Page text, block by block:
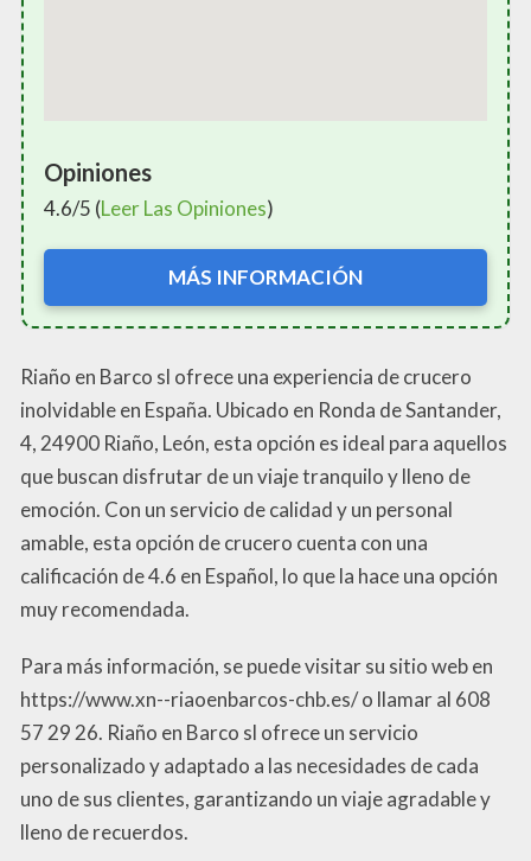
Opiniones
4.6/5 (Leer Las Opiniones)
MÁS INFORMACIÓN
Riaño en Barco sl ofrece una experiencia de crucero
inolvidable en España. Ubicado en Ronda de Santander,
4, 24900 Riaño, León, esta opción es ideal para aquellos
que buscan disfrutar de un viaje tranquilo y lleno de
emoción. Con un servicio de calidad y un personal
amable, esta opción de crucero cuenta con una
calificación de 4.6 en Español, lo que la hace una opción
muy recomendada.
Para más información, se puede visitar su sitio web en
https://www.xn--riaoenbarcos-chb.es/ o llamar al 608
57 29 26. Riaño en Barco sl ofrece un servicio
personalizado y adaptado a las necesidades de cada
uno de sus clientes, garantizando un viaje agradable y
lleno de recuerdos.